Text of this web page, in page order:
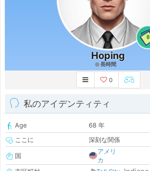
0
Hoping
長時間
0
私のアイデンティティ
Age
68 年
ここに
深刻な関係
国
アメリ
カ